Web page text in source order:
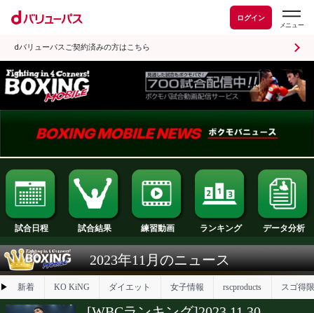
ログイン
dバリューパスご契約済みの方はこちら
試合日程 試合結果 練習動画 ランキング